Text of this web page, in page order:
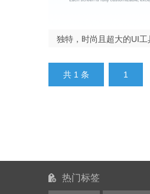
共 1 条 1
热门标签